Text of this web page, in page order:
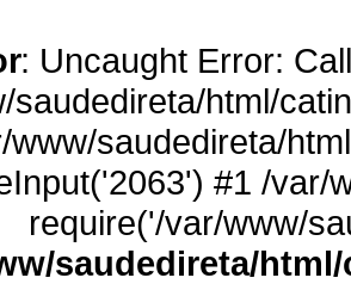
: Uncaught Error:
saudedireta/html/
www/saudedireta/
#1 /var/
require('/var/www/
saudedireta/